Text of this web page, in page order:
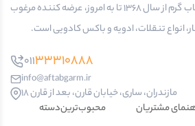
فروشگاه آجیل و خشکبار آفتاب گرم از سال 1368 تا به امروز، عرضه کننده مرغوب
انواع تنقلات، ادویه و باکس کادویی است.
01133310888
info@aftabgarm.ir
مازندران، ساری، خیابان قارن، بعد از قارن 18
مشتریان
محبوب‌ترین‌دسته‌